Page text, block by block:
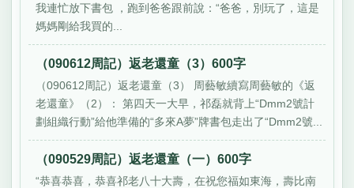
我連忙放下書包 ，跑到爸爸跟前說：“爸爸，別玩了，這是
媽媽剛給我買的...
（090612周記）返老還童（3）600字
（090612周記）返老還童（3） 周藝敏續寫周藝敏的《返
老還童》（2）： 第四天一大早，祁磊就背上“Dmm2號計
劃組織行動”給他準備的“多來A夢”牌書包走出了“Dmm2號...
（090529周記）返老還童（一）600字
“恭喜恭喜，恭喜祁老八十大壽，在祝您福如東海，壽比南